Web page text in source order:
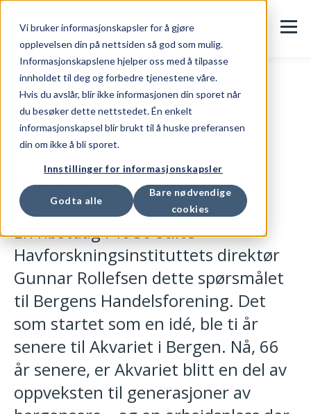
Vi bruker informasjonskapsler for å gjøre
opplevelsen din på nettsiden så god som mulig.
Informasjonskapslene hjelper oss med å tilpasse
innholdet til deg og forbedre tjenestene våre.
Hvis du avslår, blir ikke informasjonen din sporet når
du besøker dette nettstedet. Én enkelt
informasjonskapsel blir brukt til å huske preferansen
din om ikke å bli sporet.
Innstillinger for informasjonskapsler
Godta alle
Bare nødvendige
cookies
Kundehistorier
«Vet De hva et
akvarium er?»
En høstdag i 1950 stilte
Havforskningsinstituttets direktør
Gunnar Rollefsen dette spørsmålet
til Bergens Handelsforening. Det
som startet som en idé, ble ti år
senere til Akvariet i Bergen. Nå, 66
år senere, er Akvariet blitt en del av
oppveksten til generasjoner av